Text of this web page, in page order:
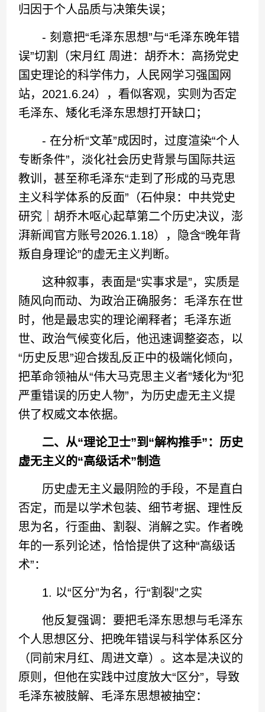
归因于个人品质与决策失误；
- 刻意把“毛泽东思想”与“毛泽东晚年错
误”切割（宋月红 周进：胡乔木：高扬党史
国史理论的科学伟力，人民网学习强国网
站，2021.6.24），看似客观，实则为否定
毛泽东、矮化毛泽东思想打开缺口；
- 在分析“文革”成因时，过度渲染“个人
专断条件”，淡化社会历史背景与国际共运
教训，甚至称毛泽东“走到了形成的马克思
主义科学体系的反面”（石仲泉：中共党史
研究｜胡乔木呕心起草第二个历史决议，澎
湃新闻官方账号2026.1.18），隐含“晚年背
叛自身理论”的虚无主义判断。
这种叙事，表面是“实事求是”，实质是
随风向而动、为政治正确服务：毛泽东在世
时，他是最忠实的理论阐释者；毛泽东逝
世、政治气候变化后，他迅速调整姿态，以
“历史反思”迎合拨乱反正中的极端化倾向，
把革命领袖从“伟大马克思主义者”矮化为“犯
严重错误的历史人物”，为历史虚无主义提
供了权威文本依据。
二、从“理论卫士”到“解构推手”：历史
虚无主义的“高级话术”制造
历史虚无主义最阴险的手段，不是直白
否定，而是以学术包装、细节考据、理性反
思为名，行歪曲、割裂、消解之实。作者晚
年的一系列论述，恰恰提供了这种“高级话
术”：
1. 以“区分”为名，行“割裂”之实
他反复强调：要把毛泽东思想与毛泽东
个人思想区分、把晚年错误与科学体系区分
（同前宋月红、周进文章）。这本是决议的
原则，但他在实践中过度放大“区分”，导致
毛泽东被肢解、毛泽东思想被抽空：